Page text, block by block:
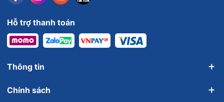
Hỗ trợ thanh toán
Thông tin
Chính sách